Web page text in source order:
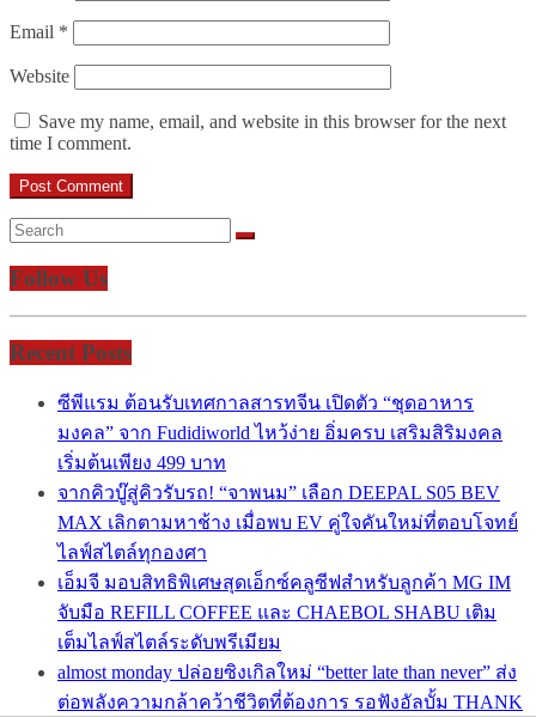
Email *
Website
Save my name, email, and website in this browser for the next
time I comment.
Follow Us
Recent Posts
ซีพีแรม ต้อนรับเทศกาลสารทจีน เปิดตัว “ชุดอาหาร
มงคล” จาก Fudidiworld ไหว้ง่าย อิ่มครบ เสริมสิริมงคล
เริ่มต้นเพียง 499 บาท
จากคิวบู๊สู่คิวรับรถ! “จาพนม” เลือก DEEPAL S05 BEV
MAX เลิกตามหาช้าง เมื่อพบ EV คู่ใจคันใหม่ที่ตอบโจทย์
ไลฟ์สไตล์ทุกองศา
เอ็มจี มอบสิทธิพิเศษสุดเอ็กซ์คลูซีฟสำหรับลูกค้า MG IM
จับมือ REFILL COFFEE และ CHAEBOL SHABU เติม
เต็มไลฟ์สไตล์ระดับพรีเมียม
almost monday ปล่อยซิงเกิลใหม่ “better late than never” ส่ง
ต่อพลังความกล้าคว้าชีวิตที่ต้องการ รอฟังอัลบั้ม THANK